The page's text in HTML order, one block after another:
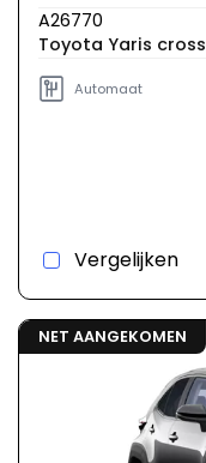
A26770
Toyota Yaris cross
Automaat
Vergelijken
NET AANGEKOMEN